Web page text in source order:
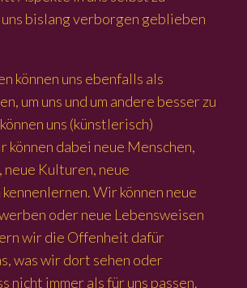
bislang verborgen geblieben
können uns ebenfalls als
um uns und um andere besser zu
uns (künstlerisch)
können dabei neue Menschen,
neue Kulturen, neue
Wir können neue
oder neue Lebensweisen
wir die Offenheit dafür
was wir dort sehen oder
nicht immer als für uns passen.